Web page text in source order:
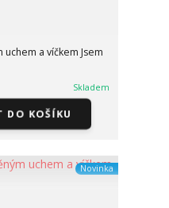
a víčkem Jsem
Skladem
DO KOŠÍKU
Novinka